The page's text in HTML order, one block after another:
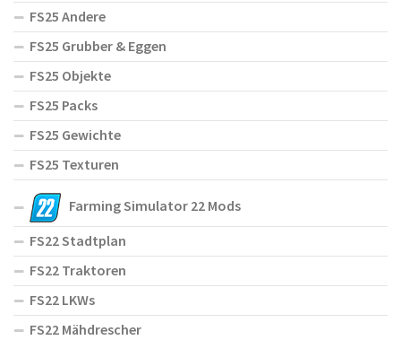
FS25 Andere
FS25 Grubber & Eggen
FS25 Objekte
FS25 Packs
FS25 Gewichte
FS25 Texturen
Farming Simulator 22 Mods
FS22 Stadtplan
FS22 Traktoren
FS22 LKWs
FS22 Mähdrescher